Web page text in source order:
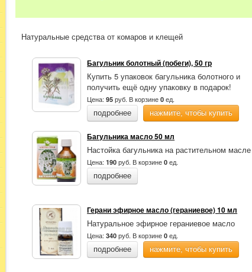
Натуральные средства от комаров и клещей
Багульник болотный (побеги), 50 гр
Купить 5 упаковок багульника болотного и
получить ещё одну упаковку в подарок!
Цена:95 руб. В корзине0 ед.
подробнее нажмите, чтобы купить
Багульника масло 50 мл
Настойка багульника на растительном масле
Цена:190 руб. В корзине0 ед.
подробнее
Герани эфирное масло (гераниевое) 10 мл
Натуральное эфирное гераниевое масло
Цена:340 руб. В корзине0 ед.
подробнее нажмите, чтобы купить